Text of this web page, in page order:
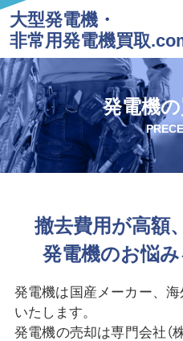
大型発電機・
非常用発電機買取
発電機
撤去費用が高額
発電機のお悩み
発電機は国産メーカー、
いたします。
発電機の売却は専門会社（